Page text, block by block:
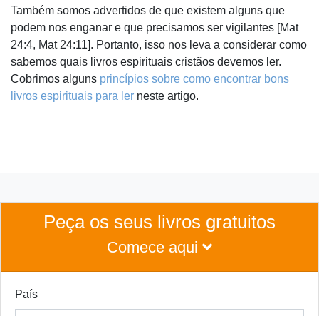
Também somos advertidos ​​de que existem alguns que
podem nos enganar e que precisamos ser vigilantes [Mat
24:4, Mat 24:11]. Portanto, isso nos leva a considerar como
sabemos quais livros espirituais cristãos devemos ler.
Cobrimos alguns princípios sobre como encontrar bons
livros espirituais para ler neste artigo.
Peça os seus livros gratuitos
Comece aqui
País